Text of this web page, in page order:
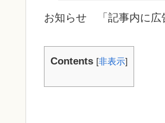
お知らせ 「記事内に広
Contents [非表示]